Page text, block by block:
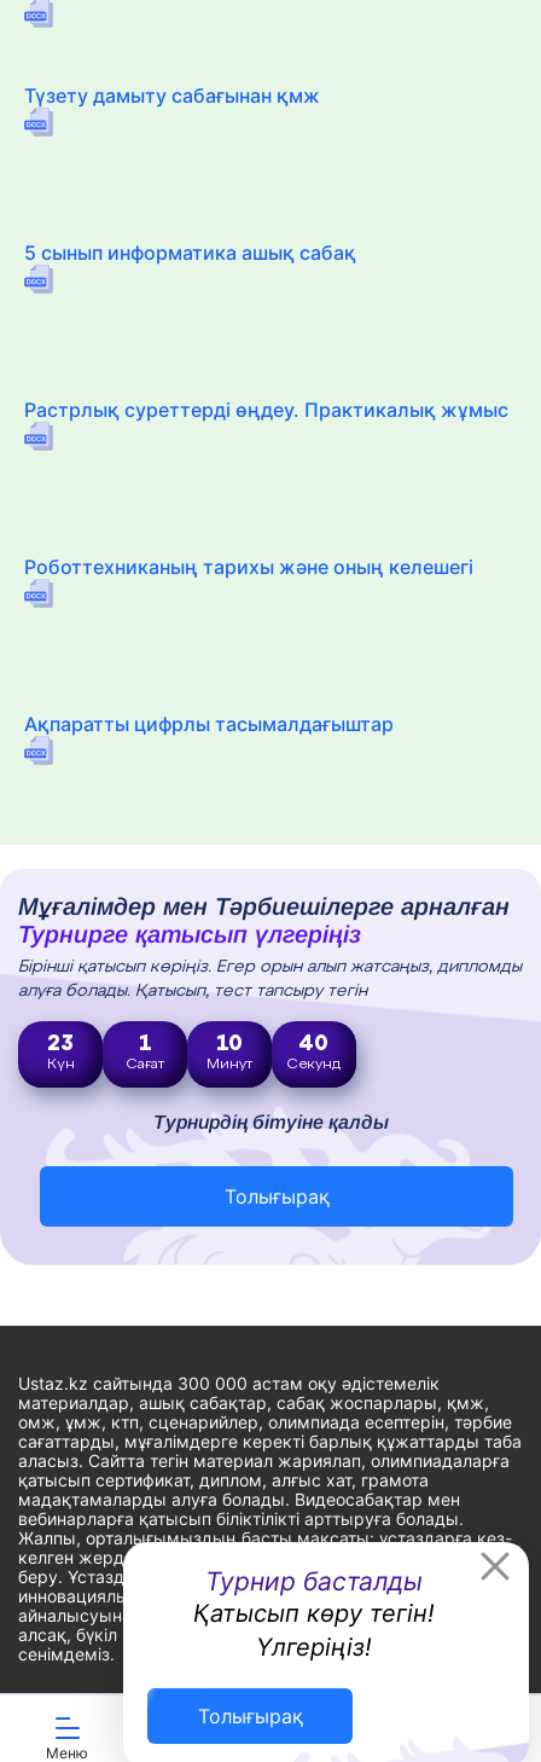
Турнир басталды
Қатысып көру тегін!
Үлгеріңіз!
Толығырақ
Түзету дамыту сабағынан қмж
5 сынып информатика ашық сабақ
Растрлық суреттерді өңдеу. Практикалық жұмыс
Роботтехниканың тарихы және оның келешегі
Ақпаратты цифрлы тасымалдағыштар
Мұғалімдер мен Тәрбиешілерге арналған
Турнирге қатысып үлгеріңіз
Бірінші қатысып көріңіз. Егер орын алып жатсаңыз, дипломды
алуға болады. Қатысып, тест тапсыру тегін
23
Күн
1
Сағат
10
Минут
38
Секунд
Турнирдің бітуіне қалды
Толығырақ
Меню Дайын ҚМЖ
Ustaz.kz сайтында 300 000 астам оқу әдістемелік
материалдар, ашық сабақтар, сабақ жоспарлары, қмж,
омж, ұмж, ктп, сценарийлер, олимпиада есептерін, тәрбие
сағаттарды, мұғалімдерге керекті барлық құжаттарды таба
аласыз. Сайтта тегін материал жариялап, олимпиадаларға
қатысып сертификат, диплом, алғыс хат, грамота
мадақтамаларды алуға болады. Видеосабақтар мен
вебинарларға қатысып біліктілікті арттыруға болады.
Жалпы, орталығымыздың басты мақсаты: ұстаздарға кез-
келген жерде, кез-келген уақытта білім алуына мүмкіндік
беру. Ұстаздардың барлық өзекті мәселелеріне
инновациялық шешім тауып, шығармашылық жұмыспен
айналысуына уақыт сыйлау. «Ұстаздарға сапалы білім бере
алсақ, бүкіл Қазақ еліне білім бере аламыз» - деген
сенімдеміз.
Сайт Peaksoft веб-студиясында жасалған - Peaksoft.kz